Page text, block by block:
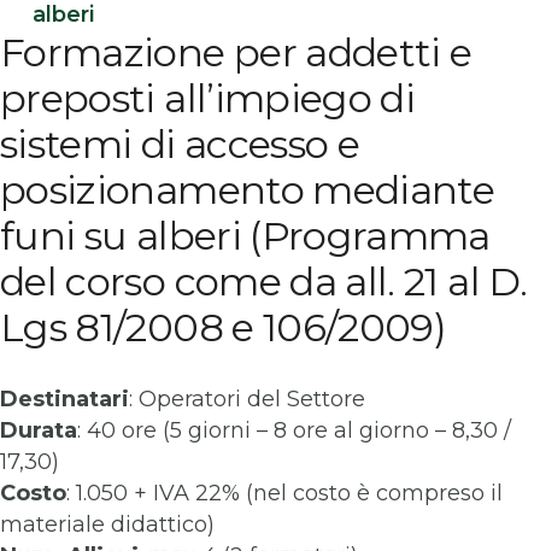
alberi
Formazione per addetti e
preposti all’impiego di
sistemi di accesso e
posizionamento mediante
funi su alberi (Programma
del corso come da all. 21 al D.
Lgs 81/2008 e 106/2009)
Destinatari: Operatori del Settore
Durata: 40 ore (5 giorni – 8 ore al giorno – 8,30 /
17,30)
Costo: 1.050 + IVA 22% (nel costo è compreso il
materiale didattico)